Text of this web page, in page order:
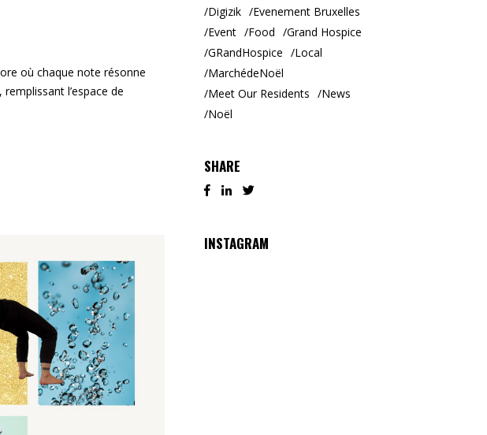
où chaque note résonne
l’espace de
Digizik
Evenement Bruxelles
Event
Food
Grand Hospice
GRandHospice
Local
MarchédeNoël
Meet Our Residents
News
Noël
SHARE
INSTAGRAM